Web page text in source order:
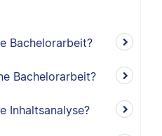
Bachelorarbeit?
Bachelorarbeit?
Inhaltsanalyse?